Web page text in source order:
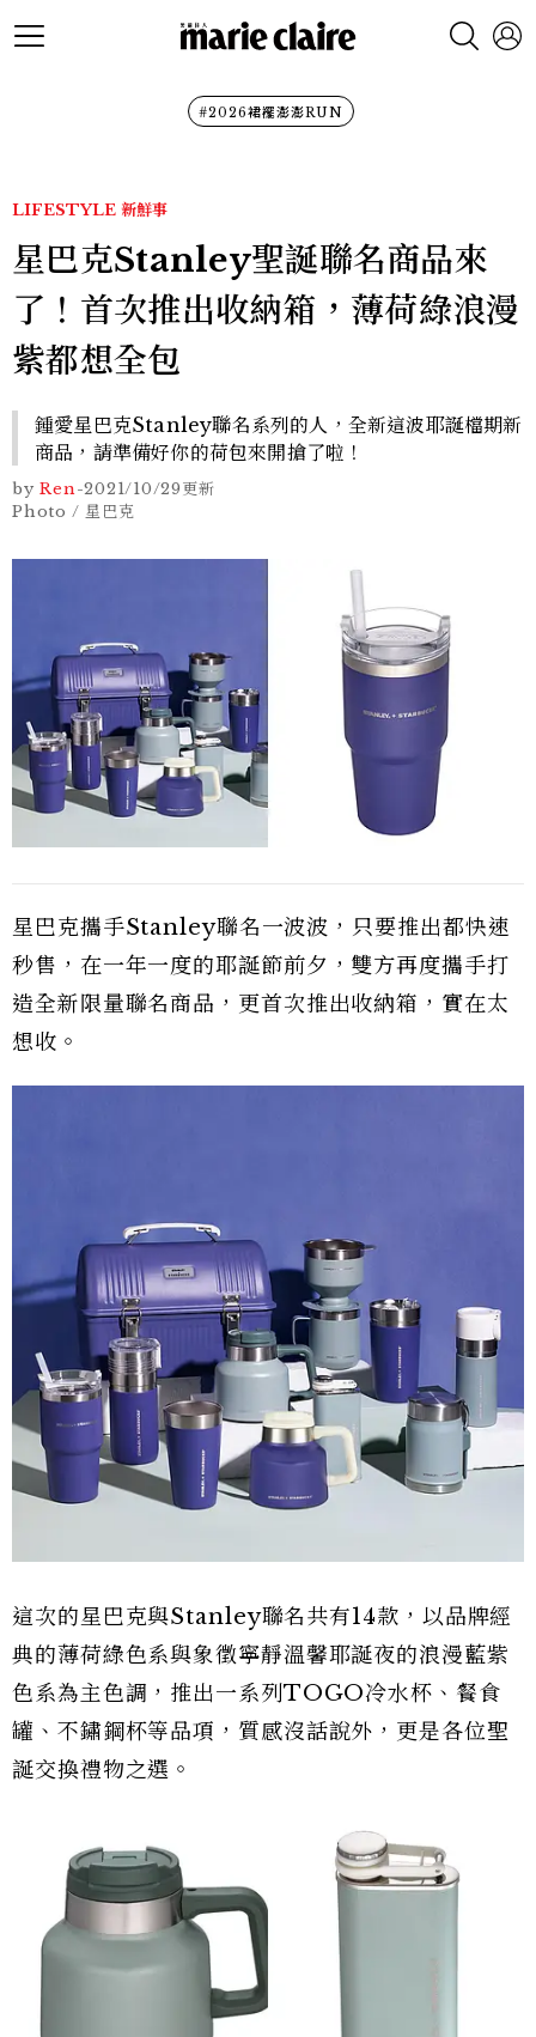
#2026裙襬澎澎RUN
LIFESTYLE 新鮮事
星巴克Stanley聖誕聯名商品來
了！首次推出收納箱，薄荷綠浪漫
紫都想全包
鍾愛星巴克Stanley聯名系列的人，全新這波耶誕檔期新
商品，請準備好你的荷包來開搶了啦！
by Ren-2021/10/29更新
Photo / 星巴克
星巴克攜手Stanley聯名一波波，只要推出都快速
秒售，在一年一度的耶誕節前夕，雙方再度攜手打
造全新限量聯名商品，更首次推出收納箱，實在太
想收。
這次的星巴克與Stanley聯名共有14款，以品牌經
典的薄荷綠色系與象徵寧靜溫馨耶誕夜的浪漫藍紫
色系為主色調，推出一系列TOGO冷水杯、餐食
罐、不鏽鋼杯等品項，質感沒話說外，更是各位聖
誕交換禮物之選。